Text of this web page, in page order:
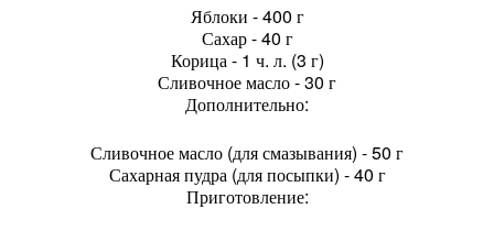
Яблоки - 400 г
Сахар - 40 г
Корица - 1 ч. л. (3 г)
Сливочное масло - 30 г
Дополнительно:
Сливочное масло (для смазывания) - 50 г
Сахарная пудра (для посыпки) - 40 г
Приготовление: